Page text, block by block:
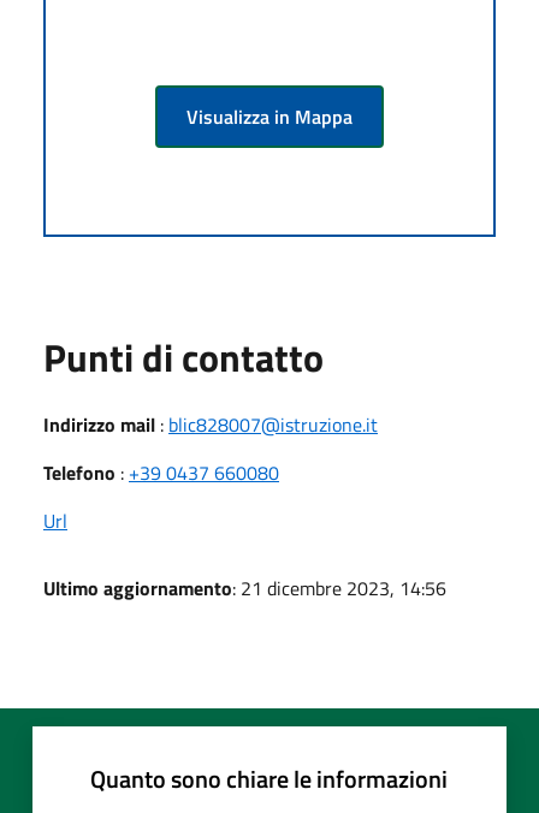
Visualizza in Mappa
Punti di contatto
Indirizzo mail : blic828007@istruzione.it
Telefono : +39 0437 660080
Url
Ultimo aggiornamento: 21 dicembre 2023, 14:56
Quanto sono chiare le informazioni